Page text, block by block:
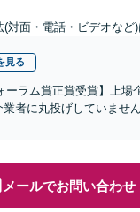
(対面・電話・ビデオなど
見る
ーラム賞正賞受賞】上
者に丸投げしていませ
メールでお問い合わせ